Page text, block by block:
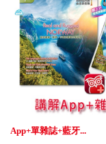
App+單雜誌+藍牙...